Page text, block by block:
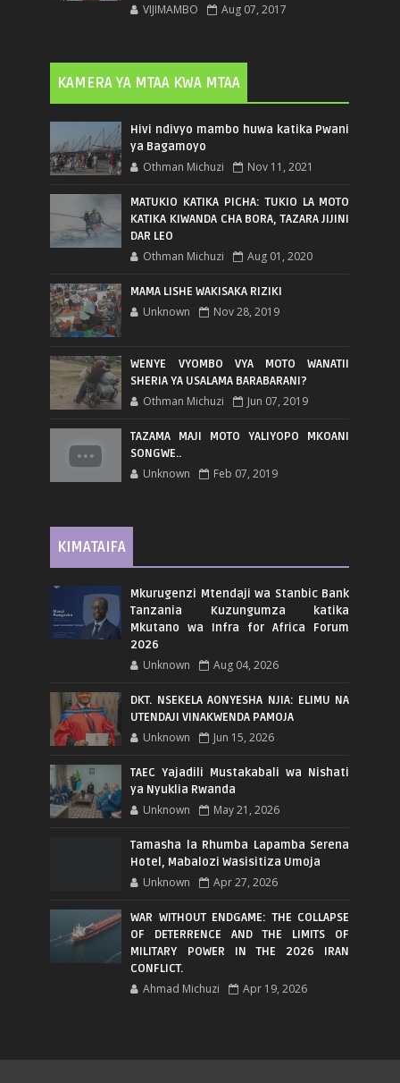
VIJIMAMBO Aug 07, 2017
KAMERA YA MTAA KWA MTAA
Hivi ndivyo mambo huwa katika Pwani
ya Bagamoyo
Othman Michuzi Nov 11, 2021
MATUKIO KATIKA PICHA: TUKIO LA MOTO
KATIKA KIWANDA CHA BORA, TAZARA JIJINI
DAR LEO
Othman Michuzi Aug 01, 2020
MAMA LISHE WAKISAKA RIZIKI
Unknown Nov 28, 2019
WENYE VYOMBO VYA MOTO WANATII
SHERIA YA USALAMA BARABARANI?
Othman Michuzi Jun 07, 2019
TAZAMA MAJI MOTO YALIYOPO MKOANI
SONGWE..
Unknown Feb 07, 2019
KIMATAIFA
Mkurugenzi Mtendaji wa Stanbic Bank
Tanzania Kuzungumza katika
Mkutano wa Infra for Africa Forum
2026
Unknown Aug 04, 2026
DKT. NSEKELA AONYESHA NJIA: ELIMU NA
UTENDAJI VINAKWENDA PAMOJA
Unknown Jun 15, 2026
TAEC Yajadili Mustakabali wa Nishati
ya Nyuklia Rwanda
Unknown May 21, 2026
Tamasha la Rhumba Lapamba Serena
Hotel, Mabalozi Wasisitiza Umoja
Unknown Apr 27, 2026
WAR WITHOUT ENDGAME: THE COLLAPSE
OF DETERRENCE AND THE LIMITS OF
MILITARY POWER IN THE 2026 IRAN
CONFLICT.
Ahmad Michuzi Apr 19, 2026